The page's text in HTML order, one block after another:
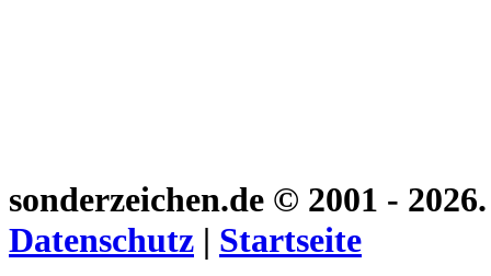
sonderzeichen.de © 2001 -
Datenschutz | Startseite